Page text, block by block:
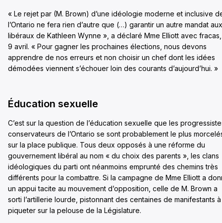
« Le rejet par (M. Brown) d’une idéologie moderne et inclusive
l’Ontario ne fera rien d’autre que (…) garantir un autre mandat aux
libéraux de Kathleen Wynne », a déclaré Mme Elliott avec
9 avril. « Pour gagner les prochaines élections, nous devons
apprendre de nos erreurs et non choisir un chef dont les idées
démodées viennent s’échouer loin des courants d’aujourd’hui. »
Éducation sexuelle
C’est sur la question de l’éducation sexuelle que les
conservateurs de l’Ontario se sont probablement le plus
sur la place publique. Tous deux opposés à une réforme du
gouvernement libéral au nom « du choix des parents », les clans
idéologiques du parti ont néanmoins emprunté des chemins très
différents pour la combattre. Si la campagne de Mme Elliott a
un appui tacite au mouvement d’opposition, celle de M. Brown a
sorti l’artillerie lourde, pistonnant des centaines de manifestants à
piqueter sur la pelouse de la Législature.